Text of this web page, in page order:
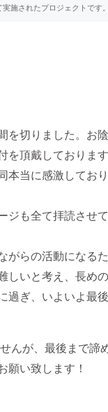
施されたプロジェクトです。
を切りました。お
を頂戴しておりま
当に感激してお
ジも全て拝読させ
がらの活動になる
しいと考え、長め
過ぎ、いよいよ最
んが、最後まで諦
願い致します！